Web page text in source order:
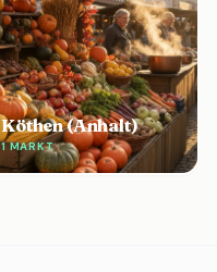
Köthen (Anhalt)
1 MARKT